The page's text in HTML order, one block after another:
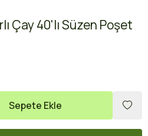
Çay 40'lı Süzen Poşet
Sepete Ekle